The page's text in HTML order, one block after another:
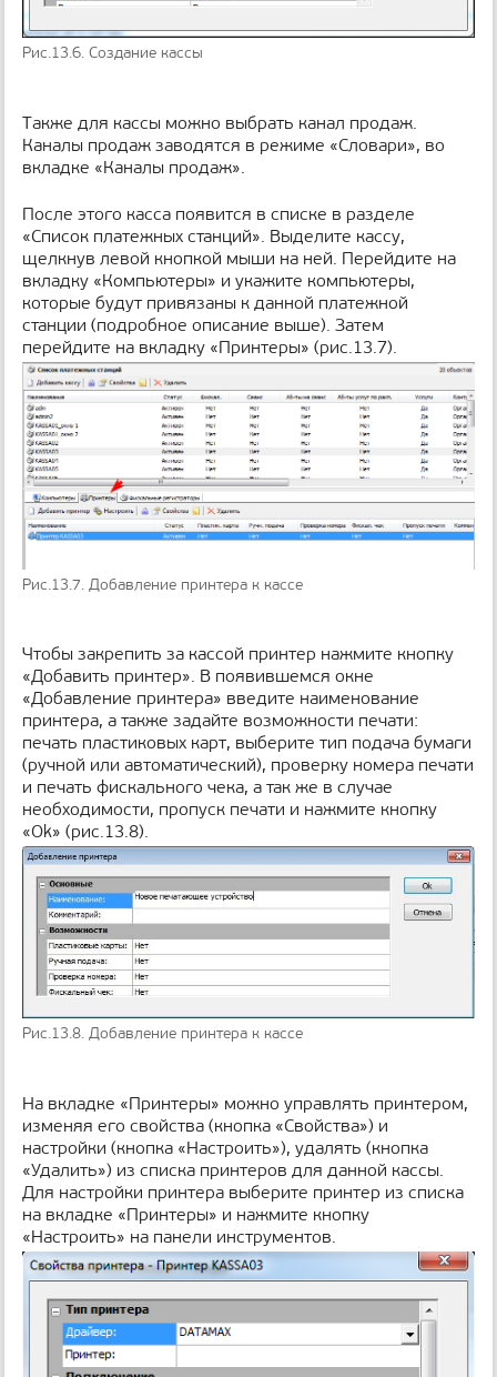
Рис.13.6. Создание кассы
Также для кассы можно выбрать канал продаж.
Каналы продаж заводятся в режиме «Словари», во
вкладке «Каналы продаж».
После этого касса появится в списке в разделе
«Список платежных станций». Выделите кассу,
щелкнув левой кнопкой мыши на ней. Перейдите на
вкладку «Компьютеры» и укажите компьютеры,
которые будут привязаны к данной платежной
станции (подробное описание выше). Затем
перейдите на вкладку «Принтеры» (рис.13.7).
Рис.13.7. Добавление принтера к кассе
Чтобы закрепить за кассой принтер нажмите кнопку
«Добавить принтер». В появившемся окне
«Добавление принтера» введите наименование
принтера, а также задайте возможности печати:
печать пластиковых карт, выберите тип подача бумаги
(ручной или автоматический), проверку номера печати
и печать фискального чека, а так же в случае
необходимости, пропуск печати и нажмите кнопку
«Ok» (рис.13.8).
Рис.13.8. Добавление принтера к кассе
На вкладке «Принтеры» можно управлять принтером,
изменяя его свойства (кнопка «Свойства») и
настройки (кнопка «Настроить»), удалять (кнопка
«Удалить») из списка принтеров для данной кассы.
Для настройки принтера выберите принтер из списка
на вкладке «Принтеры» и нажмите кнопку
«Настроить» на панели инструментов.